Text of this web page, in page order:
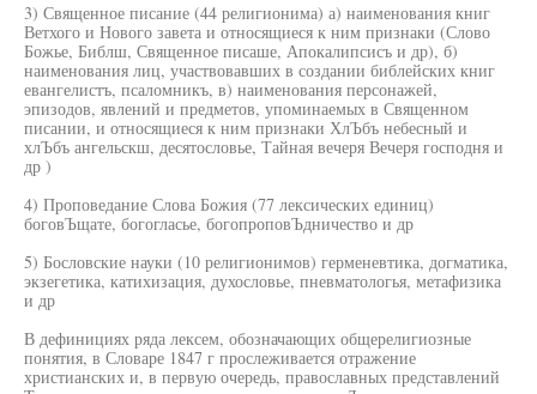
3) Священное писание (44 религионима) а) наименования книг
Ветхого и Нового завета и относящиеся к ним признаки (Слово
Божье, Библш, Священное писаше, Апокалипсисъ и др), б)
наименования лиц, участвовавших в создании библейских книг
евангелистъ, псаломникъ, в) наименования персонажей,
эпизодов, явлений и предметов, упоминаемых в Священном
писании, и относящиеся к ним признаки ХлЪбъ небесный и
хлЪбъ ангельскш, десятословье, Тайная вечеря Вечеря господня и
др )
4) Проповедание Слова Божия (77 лексических единиц)
боговЪщате, богогласье, богопроповЪдничество и др
5) Бословские науки (10 религионимов) герменевтика, догматика,
экзегетика, катихизация, духословье, пневматологья, метафизика
и др
В дефинициях ряда лексем, обозначающих общерелигиозные
понятия, в Словаре 1847 г прослеживается отражение
христианских и, в первую очередь, православных представлений